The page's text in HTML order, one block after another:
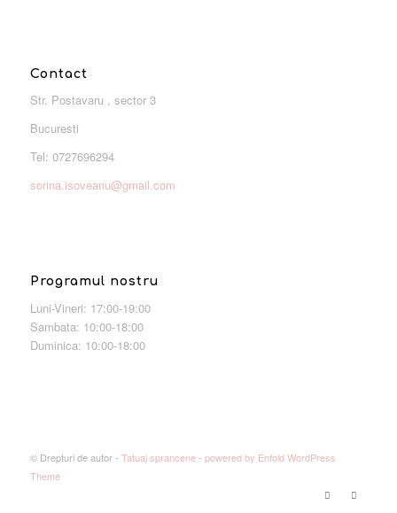
Contact
Str. Postavaru , sector 3
Bucuresti
Tel: 0727696294
sorina.isoveanu@gmail.com
Programul nostru
Luni-Vineri: 17:00-19:00
Sambata: 10:00-18:00
Duminica: 10:00-18:00
© Drepturi de autor - Tatuaj sprancene- powered by Enfold WordPress
Theme